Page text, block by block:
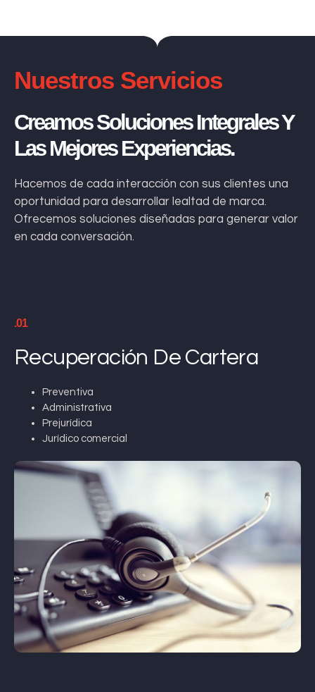
Nuestros Servicios
Creamos Soluciones Integrales Y
Las Mejores Experiencias.
Hacemos de cada interacción con sus clientes una
oportunidad para desarrollar lealtad de marca.
Ofrecemos soluciones diseñadas para generar valor
en cada conversación.
.01
Recuperación De Cartera
Preventiva
Administrativa
Prejurídica
Jurídico comercial